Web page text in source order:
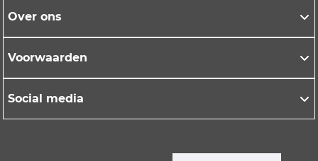
Over ons
Voorwaarden
Social media